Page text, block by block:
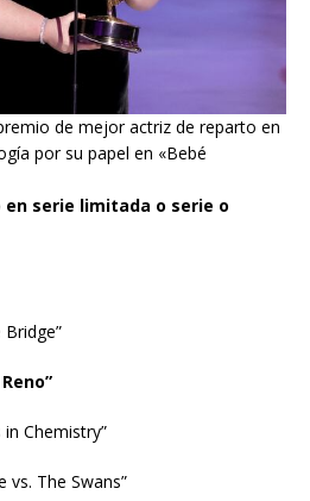
de mejor actriz de reparto en
por su papel en «Bebé
serie limitada o serie o
Chemistry”
The Swans”